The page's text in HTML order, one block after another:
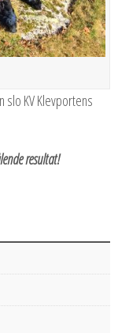
slo KV Klevportens
resultat!